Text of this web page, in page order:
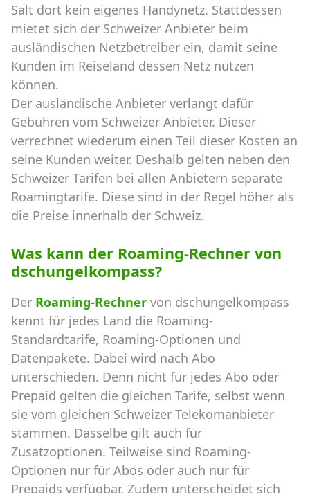
Salt dort kein eigenes Handynetz. Stattdessen
mietet sich der Schweizer Anbieter beim
ausländischen Netzbetreiber ein, damit seine
Kunden im Reiseland dessen Netz nutzen
können.
Der ausländische Anbieter verlangt dafür
Gebühren vom Schweizer Anbieter. Dieser
verrechnet wiederum einen Teil dieser Kosten an
seine Kunden weiter. Deshalb gelten neben den
Schweizer Tarifen bei allen Anbietern separate
Roamingtarife. Diese sind in der Regel höher als
die Preise innerhalb der Schweiz.
Was kann der Roaming-Rechner von
dschungelkompass?
Der Roaming-Rechner von dschungelkompass
kennt für jedes Land die Roaming-
Standardtarife, Roaming-Optionen und
Datenpakete. Dabei wird nach Abo
unterschieden. Denn nicht für jedes Abo oder
Prepaid gelten die gleichen Tarife, selbst wenn
sie vom gleichen Schweizer Telekomanbieter
stammen. Dasselbe gilt auch für
Zusatzoptionen. Teilweise sind Roaming-
Optionen nur für Abos oder auch nur für
Prepaids verfügbar. Zudem unterscheidet sich